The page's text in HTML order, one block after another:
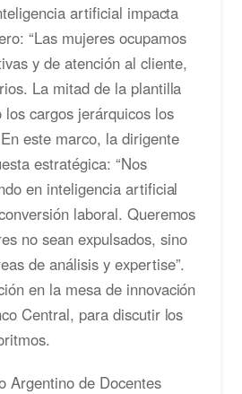
artificial impacta
“Las mujeres ocupamos
y de atención al cliente,
La mitad de la plantilla
cargos jerárquicos los
este marco, la dirigente
estratégica: “Nos
en inteligencia artificial
laboral. Queremos
no sean expulsados, sino
de análisis y expertise”.
en la mesa de innovación
Central, para discutir los
Argentino de Docentes